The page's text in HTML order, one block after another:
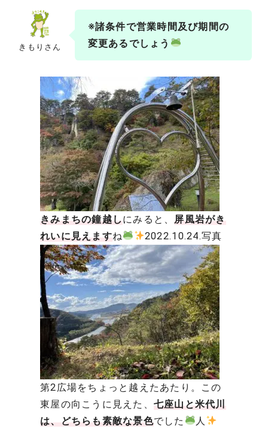
きもりさん
※諸条件で営業時間及び期間の
変更あるでしょう
きみまちの鐘越しにみると、 屏風岩がき
れいに見えますね 2022.10.24.写真
第2広場をちょっと越えたあたり。この
東屋の向こうに見えた、 七座山と米代川
は、どちらも素敵な景色でした 人